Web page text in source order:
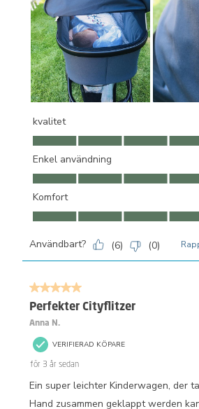
kvalitet
kvalitet, 5.0 av 5
Enkel användning
Enkel användning, 5.0 av 5
Komfort
Komfort, 5.0 av 5
Användbart? (6) (0)
5 av 5 stjärnor.
Perfekter Cityflitzer
Anna N.
VERIFIERAD KÖPARE
för 3 år sedan
Ein super leichter Kinderwagen, der
Hand zusammen geklappt werden